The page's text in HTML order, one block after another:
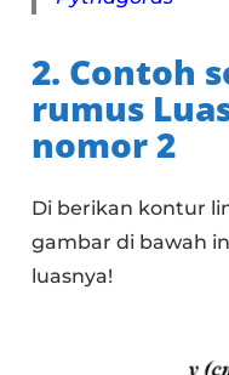
2. Contoh
rumus
nomor 2
Di berikan kontur
gambar di bawah
luasnya!